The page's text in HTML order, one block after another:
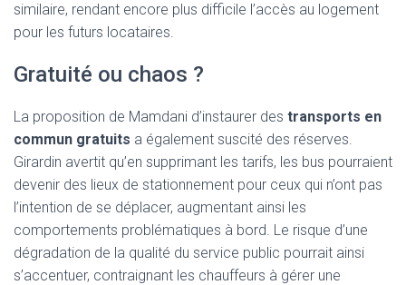
similaire, rendant encore plus difficile l’accès au logement
pour les futurs locataires.
Gratuité ou chaos ?
La proposition de Mamdani d’instaurer des transports en
commun gratuits a également suscité des réserves.
Girardin avertit qu’en supprimant les tarifs, les bus pourraient
devenir des lieux de stationnement pour ceux qui n’ont pas
l’intention de se déplacer, augmentant ainsi les
comportements problématiques à bord. Le risque d’une
dégradation de la qualité du service public pourrait ainsi
s’accentuer, contraignant les chauffeurs à gérer une